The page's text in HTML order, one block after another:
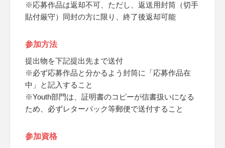
※応募作品は返却不可、ただし、返送用封筒（切手
貼付厳守）同封の方に限り、終了後返却可能
参加方法
提出物を下記提出先まで送付
※必ず応募作品と分かるよう封筒に「応募作品在
中」と記入すること
※Youth部門は、証明書のコピーが信書扱いになる
ため、必ずレターパック等郵便で送付すること
参加資格